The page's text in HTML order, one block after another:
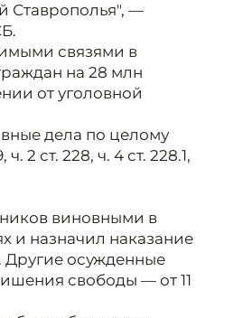
Ставрополья", —
связями в
на 28 млн
от уголовной
дела по целому
2 ст. 228, ч. 4 ст. 228.1,
виновными в
и назначил наказание
Другие осужденные
свободы — от 11